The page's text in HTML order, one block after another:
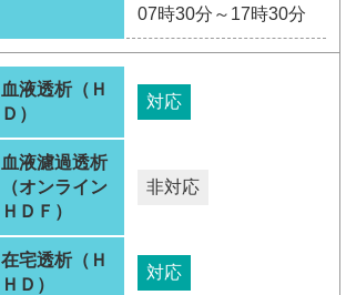
07時30分～17時30分
血液透析（Ｈ
Ｄ）
対応
血液濾過透析
（オンライン
ＨＤＦ）
非対応
在宅透析（Ｈ
ＨＤ）
対応